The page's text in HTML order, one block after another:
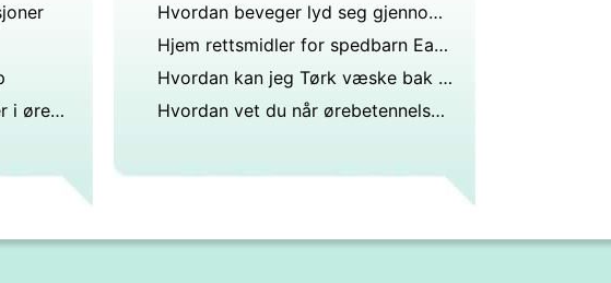
Hva betyr det når det ringer i ørene?
Hvordan beveger lyd seg gjennom ørene?
Hjem rettsmidler for spedbarn Earaches
Hvordan kan jeg Tørk væske bak øret mitt Canal
Hvordan vet du når ørebetennelsen din helbreder?